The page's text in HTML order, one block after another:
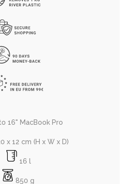
16" MacBook Pro
x 12 cm (H x W x D)
16 l
850 g